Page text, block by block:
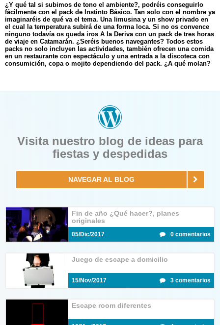
¿Y qué tal si subimos de tono el ambiente?, podréis conseguirlo
fácilmente con el pack de Instinto Básico. Tan solo con el nombre ya
imaginaréis de qué va el tema. Una limusina y un show privado en
el cual la temperatura subirá de una forma loca. Si no os convence
ninguno todavía os queda iros A la Deriva con un pack de tres horas
de viaje en Catamarán. ¿Seréis buenos navegantes? Todos estos
packs no solo incluyen las actividades, también ofrecen una comida
en un restaurante con espectáculo y una entrada a la discoteca con
consumición, copa o mojito dependiendo del pack. ¿A qué molan?
Visita nuestro blog de ideas para
fiestas y despedidas
NAVEGAR AL BLOG
Fin de año ¿Qué hacer?, planes
originales
05/Dic/2017 0 comentarios
Juego de escape a domicilio
15/Nov/2017 3 comentarios
Escape room diferentes